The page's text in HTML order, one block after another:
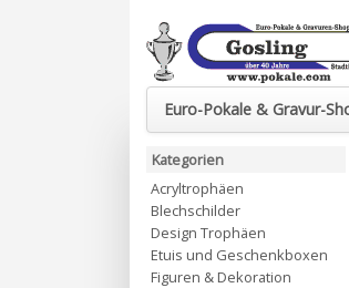
Euro-Pokale & Gravur-
Kategorien
Acryltrophäen
Blechschilder
Design Trophäen
Etuis und Geschenkboxen
Figuren & Dekoration